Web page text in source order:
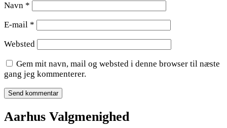
Navn *
E-mail *
Websted
Gem mit navn, mail og websted i denne browser til næste
gang jeg kommenterer.
Aarhus Valgmenighed